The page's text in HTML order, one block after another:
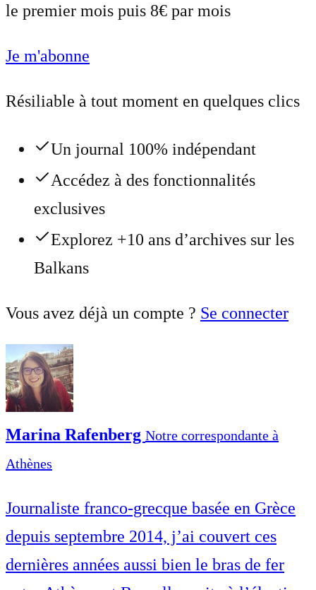
le premier mois puis 8€ par mois
Je m'abonne
Résiliable à tout moment en quelques clics
Un journal 100% indépendant
Accédez à des fonctionnalités
exclusives
Explorez +10 ans d’archives sur les
Balkans
Vous avez déjà un compte ? Se connecter
Marina Rafenberg Notre correspondante à
Athènes
Journaliste franco-grecque basée en Grèce
depuis septembre 2014, j’ai couvert ces
dernières années aussi bien le bras de fer